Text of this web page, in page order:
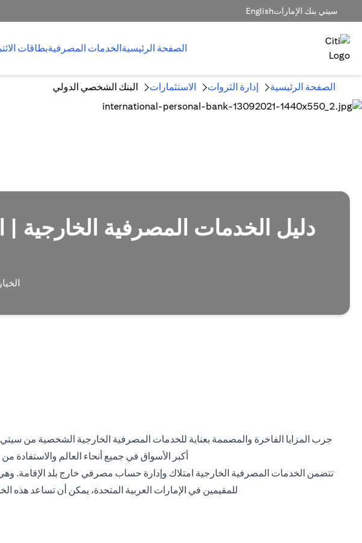
سيتي بنك الإماراتEnglish
الصفحة الرئيسيةالخدمات المصرفيةبطاقات
الصفحة الرئيسية إدارة الثروات الاستثمارات البنك الشخصي الدولي
دليل الخدمات المصرفية الخارجية |
جرب المزايا الفاخرة والمصممة بعناية للخدمات المصرفية الخارجية الشخصية من
أكبر الأسواق في جميع أنحاء العالم والاستفادة
تتضمن الخدمات المصرفية الخارجية امتلاك وإدارة حساب مصرفي خارج بلد الإقامة.
للمقيمين في الإمارات العربية المتحدة، يمكن أن تساعد هذه